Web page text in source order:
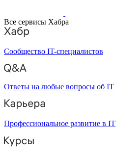
Все сервисы Хабра
Сообщество IT-специалистов
Ответы на любые вопросы об IT
Профессиональное развитие в IT